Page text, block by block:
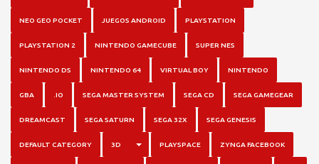
NEO GEO POCKET JUEGOS ANDROID PLAYSTATION
PLAYSTATION 2 NINTENDO GAMECUBE SUPER NES
NINTENDO DS NINTENDO 64 VIRTUAL BOY NINTENDO
GBA .IO SEGA MASTER SYSTEM SEGA CD SEGA GAMEGEAR
DREAMCAST SEGA SATURN SEGA 32X SEGA GENESIS
DEFAULT CATEGORY 3D TOGGLE DROPDOWN
PLAYSPACE ZYNGA FACEBOOK